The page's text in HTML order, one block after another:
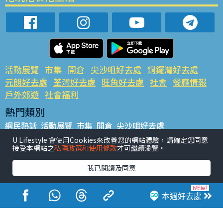
本週好去處
活動展覽 市集 開倉 尖沙咀好去處 銅鑼灣好去處
元朗好去處 荃灣好去處 旺角好去處 社會 餐廳情報
戶外郊遊 社會福利
熱門類別
網民熱話 活動展覽 市集 開倉 尖沙咀好去處
銅鑼灣好去處 元朗好去處 荃灣好去處 旺角好去處 社會
餐廳情報 戶外郊遊
熱門標籤
#UGO搵好去處 #人氣活動推介 #美食社群熱話
#親子玩樂好去處
#ULifestyle應用程式
#限時搶
#UJetso禮物放送
#ULifestyle商戶中心 #著數
U Lifestyle 會使用Cookies來改善您的網站體驗，請確定您同意
接受本網站之私隱政策和使用條款才可繼續瀏覽。
我已閱讀及同意